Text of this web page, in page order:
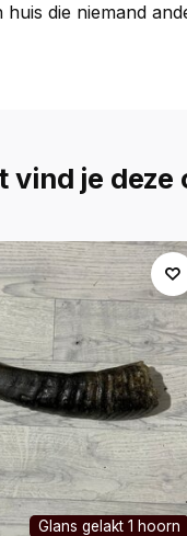
huis die niemand
vind je deze
Glans gelakt 1 hoorn